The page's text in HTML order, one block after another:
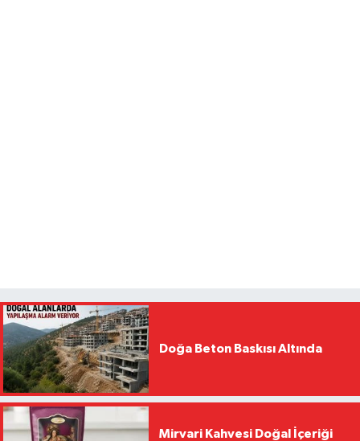
Doğa Beton Baskısı Altında
Mirvari Kahvesi Doğal İçeriği